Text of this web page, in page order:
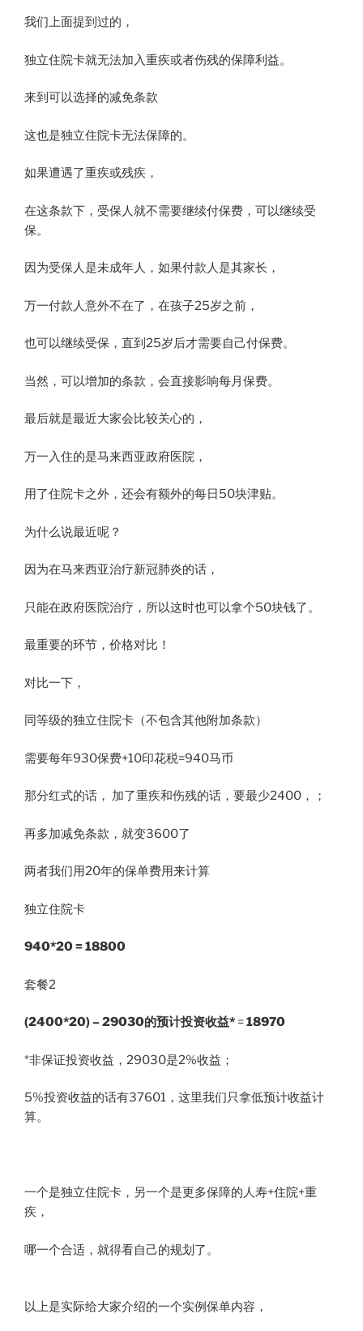
我们上面提到过的，
独立住院卡就无法加入重疾或者伤残的保障利益。
来到可以选择的减免条款
这也是独立住院卡无法保障的。
如果遭遇了重疾或残疾，
在这条款下，受保人就不需要继续付保费，可以继续受
保。
因为受保人是未成年人，如果付款人是其家长，
万一付款人意外不在了，在孩子25岁之前，
也可以继续受保，直到25岁后才需要自己付保费。
当然，可以增加的条款，会直接影响每月保费。
最后就是最近大家会比较关心的，
万一入住的是马来西亚政府医院，
用了住院卡之外，还会有额外的每日50块津贴。
为什么说最近呢？
因为在马来西亚治疗新冠肺炎的话，
只能在政府医院治疗，所以这时也可以拿个50块钱了。
最重要的环节，价格对比！
对比一下，
同等级的独立住院卡（不包含其他附加条款）
需要每年930保费+10印花税=940马币
那分红式的话， 加了重疾和伤残的话，要最少2400，；
再多加减免条款，就变3600了
两者我们用20年的保单费用来计算
独立住院卡
940*20 = 18800
套餐2
(2400*20) – 29030的预计投资收益* =18970
*非保证投资收益，29030是2%收益；
5%投资收益的话有37601，这里我们只拿低预计收益计
算。
一个是独立住院卡，另一个是更多保障的人寿+住院+重
疾，
哪一个合适，就得看自己的规划了。
以上是实际给大家介绍的一个实例保单内容，